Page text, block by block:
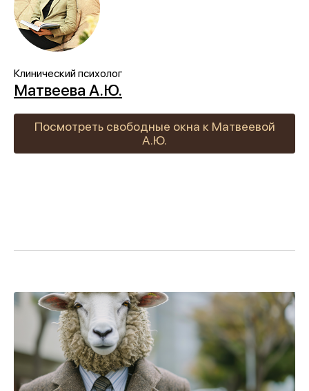
Клинический психолог
Матвеева А.Ю.
Посмотреть свободные окна к Матвеевой
А.Ю.